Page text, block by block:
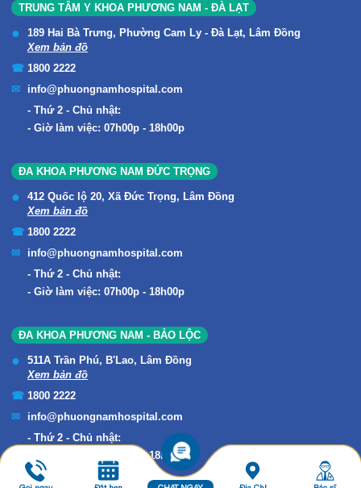
TRUNG TÂM Y KHOA PHƯƠNG NAM - ĐÀ LẠT
189 Hai Bà Trưng, Phường Cam Ly - Đà Lạt, Lâm Đồng
Xem bản đồ
1800 2222
info@phuongnamhospital.com
Thứ 2 - Chủ nhật:
Giờ làm việc: 07h00p - 18h00p
ĐA KHOA PHƯƠNG NAM ĐỨC TRỌNG
412 Quốc lộ 20, Xã Đức Trọng, Lâm Đồng
Xem bản đồ
1800 2222
info@phuongnamhospital.com
Thứ 2 - Chủ nhật:
Giờ làm việc: 07h00p - 18h00p
ĐA KHOA PHƯƠNG NAM - BẢO LỘC
511A Trần Phú, B'Lao, Lâm Đồng
Xem bản đồ
1800 2222
info@phuongnamhospital.com
Thứ 2 - Chủ nhật:
Giờ làm việc: 07h00p - 18h00p